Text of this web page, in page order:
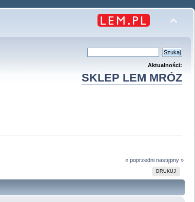
Aktualności:
SKLEP LEM MRÓZ
« poprzedni następny »
DRUKUJ